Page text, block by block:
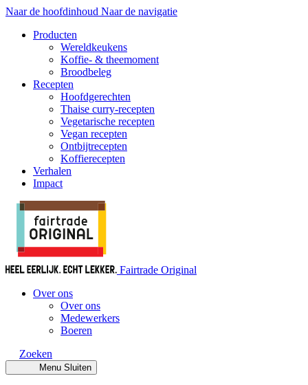
Naar de hoofdinhoud Naar de navigatie
Producten
Wereldkeukens
Koffie- & theemoment
Broodbeleg
Recepten
Hoofdgerechten
Thaise curry-recepten
Vegetarische recepten
Vegan recepten
Ontbijtrecepten
Koffierecepten
Verhalen
Impact
Fairtrade Original
Over ons
Over ons
Medewerkers
Boeren
Zoeken
Menu Sluiten